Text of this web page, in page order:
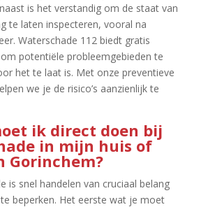
is het verstandig om de staat van
te laten inspecteren, vooral na
Waterschade 112 biedt gratis
potentiële probleemgebieden te
het te laat is.​ Met onze preventieve
we je de risico’s aanzienlijk te
ik direct doen bij
in mijn huis of
Gorinchem?
is snel handelen van cruciaal belang
beperken.​ Het eerste wat je moet